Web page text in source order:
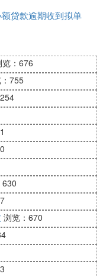
是否还可以解
户可以稍后办理
款没有时间限
房管局办理放行手
，可能会影响解除
清房贷后尽快办理
具贷款清算证明，
产证、贷款清算
门票和其他材
押登记解除后，才
除，客户就不能在
续，其实也可以请
。
取回
贷款逾期收到拟单
览：676
755
630
浏览：670